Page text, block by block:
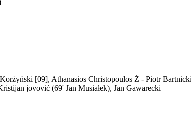
[09], Athanasios Christopoulos Ż - Piotr
jovović (69' Jan Musiałek), Jan Gawarecki